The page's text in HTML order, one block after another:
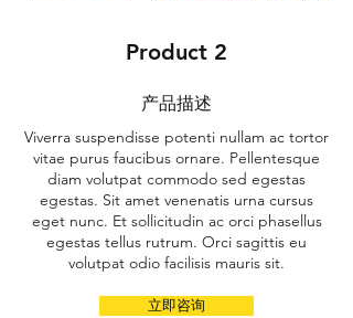
Product 2
产品描述
Viverra suspendisse potenti nullam ac tortor
vitae purus faucibus ornare. Pellentesque
diam volutpat commodo sed egestas
egestas. Sit amet venenatis urna cursus
eget nunc. Et sollicitudin ac orci phasellus
egestas tellus rutrum. Orci sagittis eu
volutpat odio facilisis mauris sit.
立即咨询